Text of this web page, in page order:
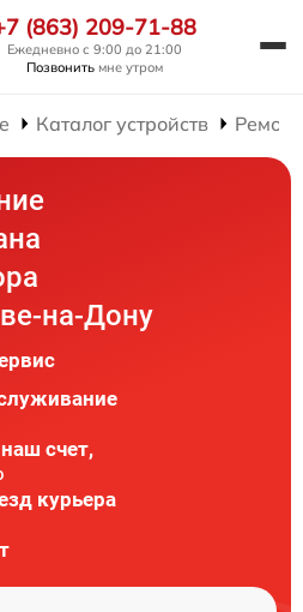
(863) 209-71-88
Ежедневно с 9:00 до 21:00
Позвонить мне утром
Каталог устройств
на-Дону
счет,
курьера